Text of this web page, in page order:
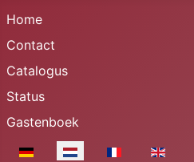
Home
Contact
Catalogus
Status
Gastenboek
Selecteer de taal